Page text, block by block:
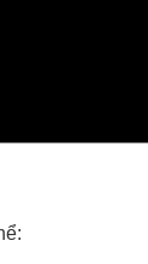
có thể sử